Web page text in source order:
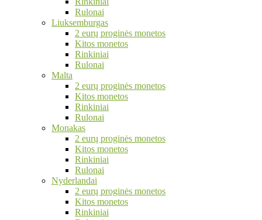
Rulonai
Liuksemburgas
2 eurų proginės monetos
Kitos monetos
Rinkiniai
Rulonai
Malta
2 eurų proginės monetos
Kitos monetos
Rinkiniai
Rulonai
Monakas
2 eurų proginės monetos
Kitos monetos
Rinkiniai
Rulonai
Nyderlandai
2 eurų proginės monetos
Kitos monetos
Rinkiniai